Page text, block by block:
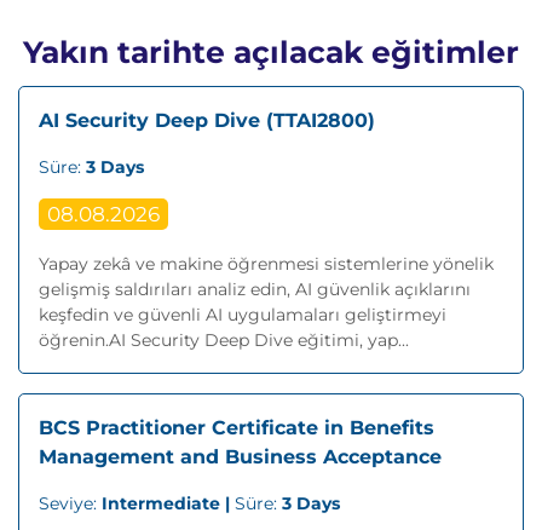
Yakın tarihte açılacak eğitimler
AI Security Deep Dive (TTAI2800)
Süre: 3 Days
08.08.2026
Yapay zekâ ve makine öğrenmesi sistemlerine yönelik
gelişmiş saldırıları analiz edin, AI güvenlik açıklarını
keşfedin ve güvenli AI uygulamaları geliştirmeyi
öğrenin.AI Security Deep Dive eğitimi, yap...
BCS Practitioner Certificate in Benefits
Management and Business Acceptance
Seviye: Intermediate | Süre: 3 Days